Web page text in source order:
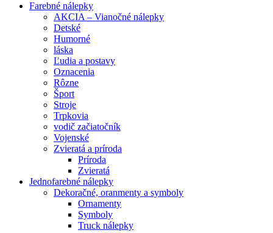
Farebné nálepky
AKCIA – Vianočné nálepky
Detské
Humorné
láska
Ľudia a postavy
Oznacenia
Rôzne
Šport
Stroje
Trpkovia
vodič začiatočník
Vojenské
Zvieratá a príroda
Príroda
Zvieratá
Jednofarebné nálepky
Dekoračné, oranmenty a symboly
Ornamenty
Symboly
Truck nálepky